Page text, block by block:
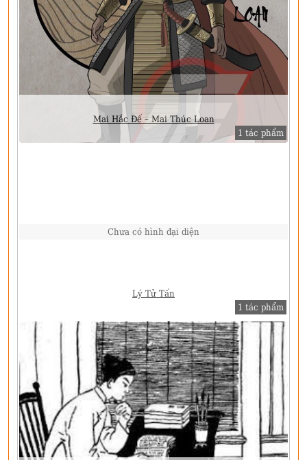
Mai Hắc Đế – Mai Thúc Loan
1 tác phẩm
Chưa có hình đại diện
Lý Tử Tấn
1 tác phẩm